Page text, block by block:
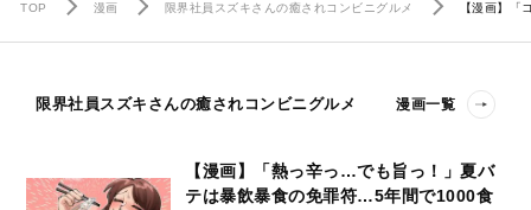
TOP 漫画 限界社員スズキさんの癒されコンビニグルメ 【漫画】
限界社員スズキさんの癒されコンビニグルメ 漫画一覧
【漫画】「熱っ辛っ…でも旨っ！」夏バ
テは暴飲暴食の免罪符…5年間で1000食